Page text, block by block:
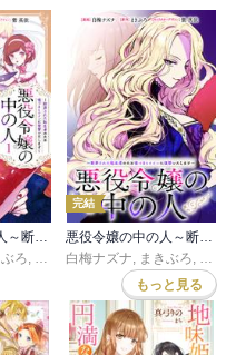
も非常にややこしく、マリ
読みづらい部分もあった
人が結ばれたようでほっと
賑やかに暮らしていくのだ
自分が自分でいられる「家
。
あ。
ろ 紫真依
完結
白梅ナズナ
まきぶろ
もっと見る